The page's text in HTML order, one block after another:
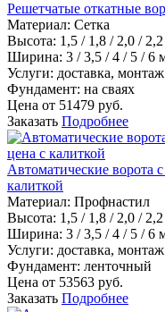
Решетчатые откатные
Материал: Сетка
Высота: 1,5 / 1,8 / 2,0 /
Ширина: 3 / 3,5 / 4 / 5 / 6
Услуги: доставка, монтаж
Фундамент: на сваях
Цена от 51479 руб.
Заказать Подробнее
Автоматические ворота
калиткой
Материал: Профнастил
Высота: 1,5 / 1,8 / 2,0 /
Ширина: 3 / 3,5 / 4 / 5 / 6
Услуги: доставка, монтаж
Фундамент: ленточный
Цена от 53563 руб.
Заказать Подробнее